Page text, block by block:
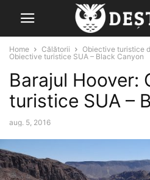
Home Călătorii Obiective turistice
Obiective turistice SUA – Black Canyon
Barajul Hoover:
turistice SUA –
aug. 5, 2016